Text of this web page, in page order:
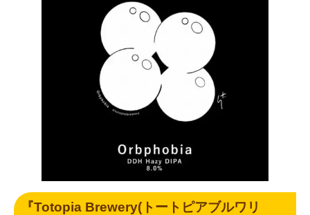
『Totopia Brewery(トートピアブルワリ